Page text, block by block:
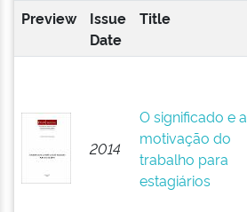
Preview
Issue
Date
Title
2014
O significado e a
motivação do
trabalho para
estagiários